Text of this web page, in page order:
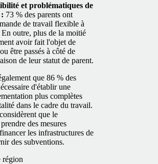
et problématiques de
73 % des parents ont
de travail flexible à
outre, plus de la moitié
avoir fait l'objet de
être passés à côté de
de leur statut de parent.
que 86 % des
d'établir une
plus complètes
dans le cadre du travail.
que le
des mesures
les infrastructures de
des subventions.
région